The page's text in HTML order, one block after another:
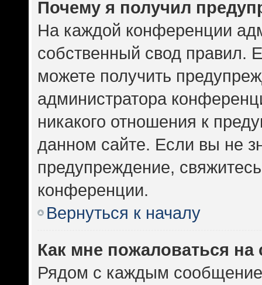
Почему я получил
На каждой конференции
собственный свод правил.
можете получить
администратора
никакого отношения к
данном сайте. Если вы не
предупреждение,
конференции.
Вернуться к началу
Как мне пожаловаться
Рядом с каждым